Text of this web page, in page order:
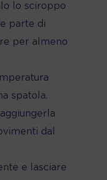
lo sciroppo
parte di
per almeno
spatola.
dal
e lasciare